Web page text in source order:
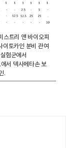
스트리 앤 바이오피
이토카인 분비 관여
험군에서
서 덱사메타손 보
.